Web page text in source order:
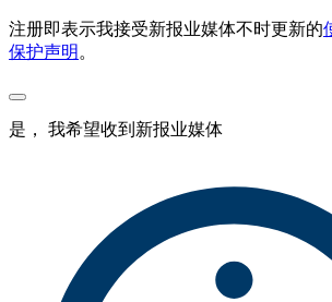
注册即表示我接受新报业媒体不时更新的
保护声明 。
是， 我希望收到新报业媒体